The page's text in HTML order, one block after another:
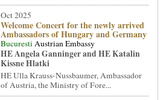
Oct 2025
Welcome Concert for the newly arrived
Ambassadors of Hungary and Germany
BucurestiAustrian Embassy
HE Angela Ganninger and HE Katalin
Kissne Hlatki
HE Ulla Krauss-Nussbaumer, Ambassador
of Austria, the Ministry of Fore...